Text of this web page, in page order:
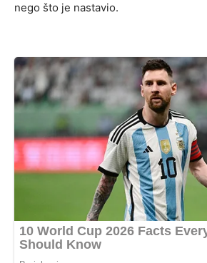
nego što je nastavio.